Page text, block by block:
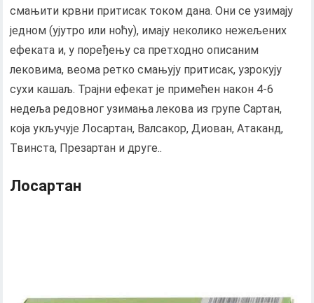
смањити крвни притисак током дана. Они се узимају
једном (ујутро или ноћу), имају неколико нежељених
ефеката и, у поређењу са претходно описаним
лековима, веома ретко смањују притисак, узрокују
сухи кашаљ. Трајни ефекат је примећен након 4-6
недеља редовног узимања лекова из групе Сартан,
која укључује Лосартан, Валсакор, Диован, Атаканд,
Твинста, Презартан и друге..
Лосартан